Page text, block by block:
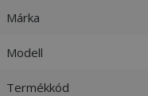
Márka
Modell
Termékkód